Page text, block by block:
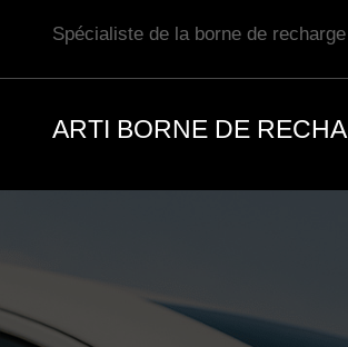
Spécialiste de la borne de
ARTI BORNE DE